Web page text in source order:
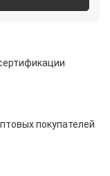
покупателей